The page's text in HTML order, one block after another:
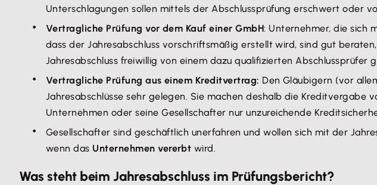
Unterschlagungen sollen mittels der Abschlussprüfung erschwert oder
Vertragliche Prüfung vor dem Kauf einer GmbH: Unternehmer, die sich
dass der Jahresabschluss vorschriftsmäßig erstellt wird, sind gut
Jahresabschluss freiwillig von einem dazu qualifizierten Abschlussprüfer
Vertragliche Prüfung aus einem Kreditvertrag: Den Gläubigern (vor
Jahresabschlüsse sehr gelegen. Sie machen deshalb die
Unternehmen oder seine Gesellschafter nur unzureichende
Gesellschafter sind geschäftlich unerfahren und wollen sich mit der
wenn das Unternehmen vererbt wird.
Was steht beim Jahresabschluss im Prüfungsbericht?